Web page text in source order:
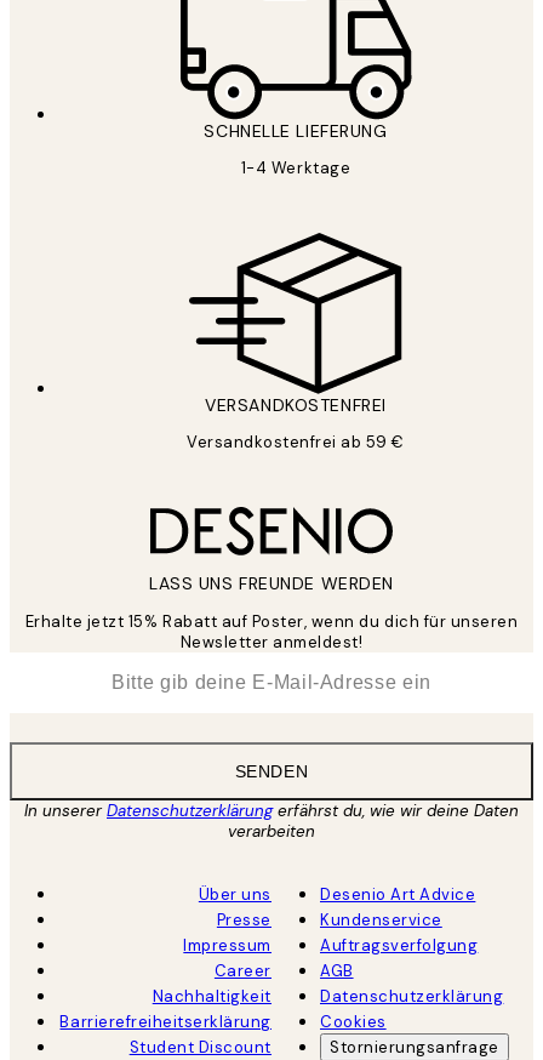
SCHNELLE LIEFERUNG
1-4 Werktage
VERSANDKOSTENFREI
Versandkostenfrei ab 59 €
LASS UNS FREUNDE WERDEN
Erhalte jetzt 15% Rabatt auf Poster, wenn du dich für unseren
Newsletter anmeldest!
SENDEN
In unsererDatenschutzerklärungerfährst du, wie wir deine Daten
verarbeiten
Über uns
Presse
Impressum
Career
Nachhaltigkeit
Barrierefreiheitserklärung
Student Discount
Desenio Art Advice
Kundenservice
Auftragsverfolgung
AGB
Datenschutzerklärung
Cookies
Stornierungsanfrage